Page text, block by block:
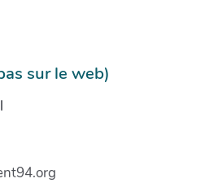
sur le web)